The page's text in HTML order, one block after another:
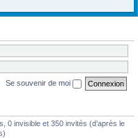
Se souvenir de moi
0 invisible et 350 invités (d’après le